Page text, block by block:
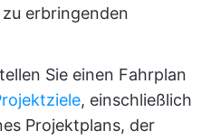
erbringenden
Sie einen Fahrplan
, einschließlich
Projektplans, der